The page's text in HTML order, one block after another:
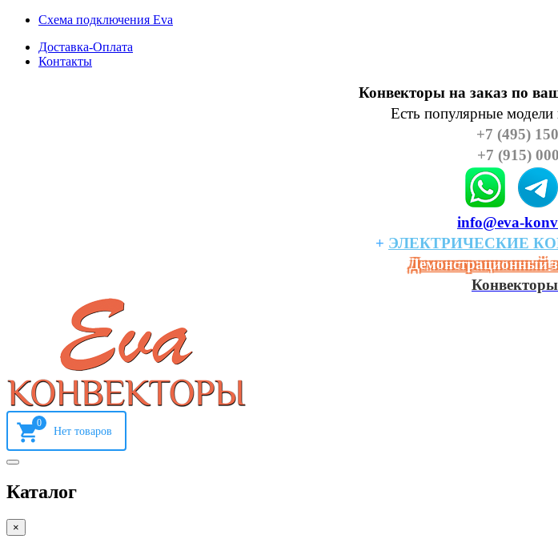
Схема подключения Eva
Доставка-Оплата
Контакты
Конвекторы на заказ по
Есть популярные модели
+7 (495)
+7 (915)
info@eva-
+ ЭЛЕКТРИЧЕСКИЕ
Демонстрационный
Конвекторы
0
Каталог
×